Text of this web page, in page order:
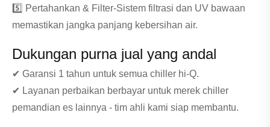
5️⃣ Pertahankan & Filter-Sistem filtrasi dan UV bawaan
memastikan jangka panjang kebersihan air.
Dukungan purna jual yang andal
✔ Garansi 1 tahun untuk semua chiller hi-Q.
✔ Layanan perbaikan berbayar untuk merek chiller
pemandian es lainnya - tim ahli kami siap membantu.